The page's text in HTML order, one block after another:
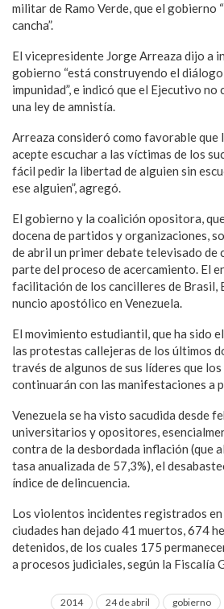
militar de Ramo Verde, que el gobierno
cancha”.
El vicepresidente Jorge Arreaza dijo a
gobierno “está construyendo el
impunidad”, e indicó que el Ejecutivo no
una ley de amnistía.
Arreaza consideró como favorable
acepte escuchar a las víctimas de los
fácil pedir la libertad de alguien sin
ese alguien”, agregó.
El gobierno y la coalición opositora,
docena de partidos y organizaciones,
de abril un primer debate televisado de
parte del proceso de acercamiento. El
facilitación de los cancilleres de Brasil,
nuncio apostólico en Venezuela.
El movimiento estudiantil, que ha sido
las protestas callejeras de los últimos
través de algunos de sus líderes que
continuarán con las manifestaciones a
Venezuela se ha visto sacudida desde
universitarios y opositores,
contra de la desbordada inflación (que
tasa anualizada de 57,3%), el
índice de delincuencia.
Los violentos incidentes registrados
ciudades han dejado 41 muertos, 674
detenidos, de los cuales 175
a procesos judiciales, según la Fiscalía
2014 24 de abril gobierno